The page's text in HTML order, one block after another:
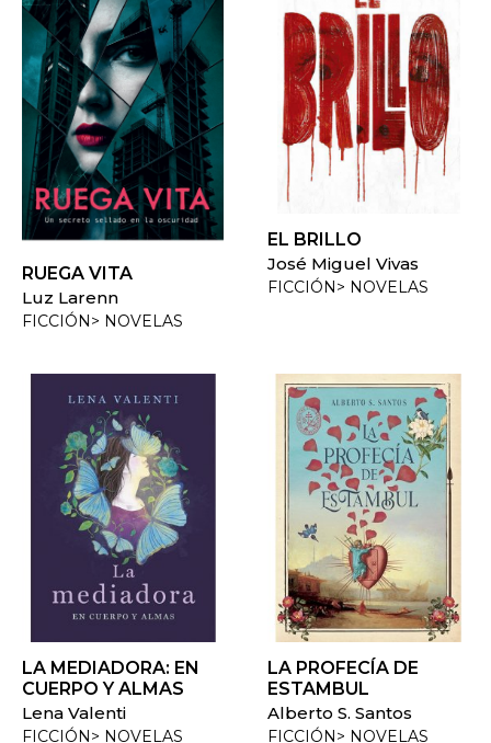
RUEGA VITA
Luz Larenn
FICCIÓN> NOVELAS
EL BRILLO
José Miguel Vivas
FICCIÓN> NOVELAS
LA MEDIADORA: EN
CUERPO Y ALMAS
Lena Valenti
FICCIÓN> NOVELAS
LA PROFECÍA DE
ESTAMBUL
Alberto S. Santos
FICCIÓN> NOVELAS